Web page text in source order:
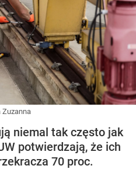
Zuzanna
niemal tak często jak
potwierdzają, że ich
70 proc.